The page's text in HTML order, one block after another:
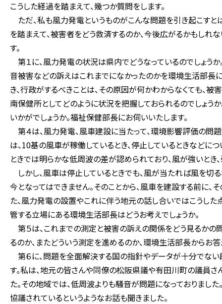
こうした経過を踏まえて、幾つか質問をします。
ただ、私も風力発電というものがこんな問題を引き起こすと
を踏まえて、被害者をどう救済するのか、今後広がるかもしれ
す。
第１に、風力発電の状況は県内でどうなっているのでしょう
音被害などの訴えはこれまでになかったのかを環境生活部長
き、行政がするべきことは、その原因が何かわからなくても、
南保健所としてどのように状況を把握しておられるのでしょう
いかがでしょうか。福祉保健部長にお伺いいたします。
第４は、風力発電、風車建設に当たって、環境影響評価の問
は、10基の風車が稼働しているとき、停止しているときなどに
ときでは明らかな低周波の差が認められており、風が強いとき
しかし、風車は停止しているときでも、風が当たれば風を切
今となってはできません。そのことから、風車を建設する前に
た、風力発電の設置やこれに伴う地元の話し合いではこうし
管する立場にある環境生活部長はどうお考えでしょうか。
第５は、これまでの測定と被害の訴えの関係をどう見るかの
るのか、またどういう測定を進めるのか、環境生活部長からお答
第６に、問題を全面解決する国の指針やデータが十分でな
す。私は、地元の皆さんや同僚の松阪県議や有田川町の議員
た。その地域では、低周波よりも騒音が問題になっておりまし
協議されているというようなお話も聞きました。